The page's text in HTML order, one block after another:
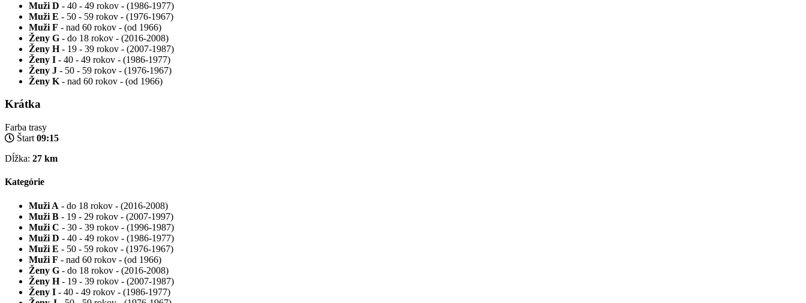
Muži D - 40 - 49 rokov - (1986-1977)
Muži E - 50 - 59 rokov - (1976-1967)
Muži F - nad 60 rokov - (od 1966)
Ženy G - do 18 rokov - (2016-2008)
Ženy H- 19 - 39 rokov - (2007-1987)
Ženy I - 40 - 49 rokov - (1986-1977)
Ženy J - 50 - 59 rokov - (1976-1967)
Ženy K - nad 60 rokov - (od 1966)
Krátka
Farba trasy
Štart 09:15
Dĺžka: 27 km
Kategórie
Muži A - do 18 rokov - (2016-2008)
Muži B - 19 - 29 rokov - (2007-1997)
Muži C - 30 - 39 rokov - (1996-1987)
Muži D - 40 - 49 rokov - (1986-1977)
Muži E - 50 - 59 rokov - (1976-1967)
Muži F - nad 60 rokov - (od 1966)
Ženy G - do 18 rokov - (2016-2008)
Ženy H- 19 - 39 rokov - (2007-1987)
Ženy I - 40 - 49 rokov - (1986-1977)